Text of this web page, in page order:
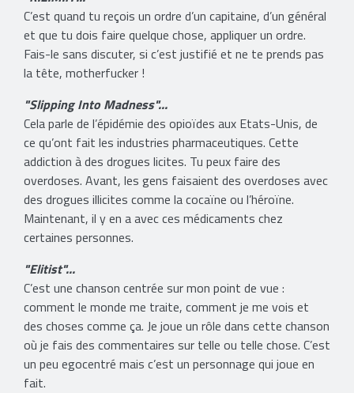
C’est quand tu reçois un ordre d’un capitaine, d’un général
et que tu dois faire quelque chose, appliquer un ordre.
Fais-le sans discuter, si c’est justifié et ne te prends pas
la tête, motherfucker !
"Slipping Into Madness"...
Cela parle de l’épidémie des opioïdes aux Etats-Unis, de
ce qu’ont fait les industries pharmaceutiques. Cette
addiction à des drogues licites. Tu peux faire des
overdoses. Avant, les gens faisaient des overdoses avec
des drogues illicites comme la cocaïne ou l’héroïne.
Maintenant, il y en a avec ces médicaments chez
certaines personnes.
"Elitist"...
C’est une chanson centrée sur mon point de vue :
comment le monde me traite, comment je me vois et
des choses comme ça. Je joue un rôle dans cette chanson
où je fais des commentaires sur telle ou telle chose. C’est
un peu egocentré mais c’est un personnage qui joue en
fait.